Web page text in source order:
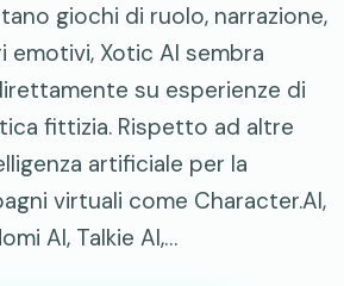
giochi di ruolo, narrazione,
Xotic AI sembra
su esperienze di
fittizia. Rispetto ad altre
artificiale per la
virtuali come Character.AI,
AI, Talkie AI,…